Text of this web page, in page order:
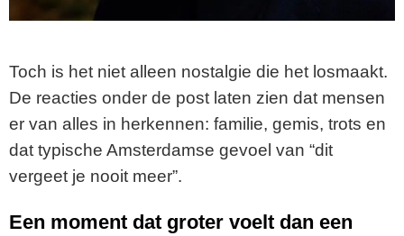
Toch is het niet alleen nostalgie die het losmaakt.
De reacties onder de post laten zien dat mensen
er van alles in herkennen: familie, gemis, trots en
dat typische Amsterdamse gevoel van “dit
vergeet je nooit meer”.
Een moment dat groter voelt dan een